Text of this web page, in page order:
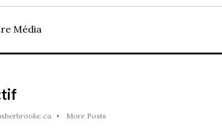
Média
• More Posts